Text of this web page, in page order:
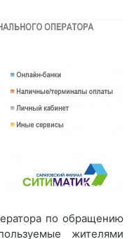
по обращению
жителями